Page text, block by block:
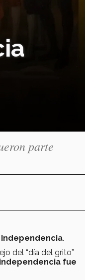
parte
Independencia.
del “día del grito”
fue